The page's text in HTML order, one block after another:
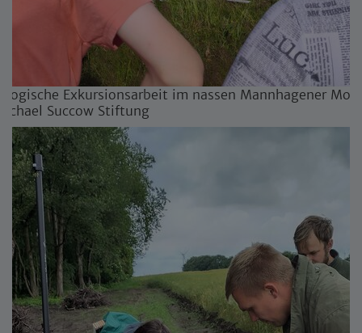
Exkursionsarbeit im nassen Mannhagener
Succow Stiftung